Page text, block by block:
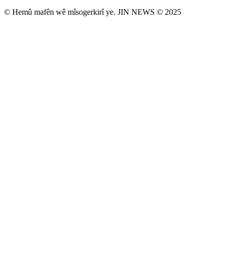
© Hemû mafên wê mîsogerkirî ye. JIN NEWS © 2025